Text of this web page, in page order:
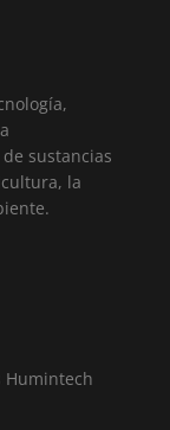
sustancias
la
Humintech